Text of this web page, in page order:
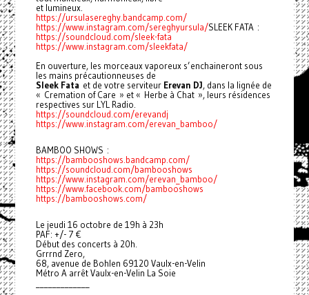
et lumineux.
https://ursulasereghy.bandcamp.com/
https://www.instagram.com/sereghyursula/SLEEK FATA :
https://soundcloud.com/sleek-fata
https://www.instagram.com/sleekfata/
En ouverture, les morceaux vaporeux s’enchaineront sous
les mains précautionneuses de
Sleek Fata et de votre serviteur Erevan DJ, dans la lignée de
« Cremation of Care » et « Herbe à Chat », leurs résidences
respectives sur LYL Radio.
https://soundcloud.com/erevandj
https://www.instagram.com/erevan_bamboo/
BAMBOO SHOWS :
https://bambooshows.bandcamp.com/
https://soundcloud.com/bambooshows
https://www.instagram.com/erevan_bamboo/
https://www.facebook.com/bambooshows
https://bambooshows.com/
Le jeudi 16 octobre de 19h à 23h
PAF: +/- 7 €
Début des concerts à 20h.
Grrrnd Zero,
68, avenue de Bohlen 69120 Vaulx-en-Velin
Métro A arrêt Vaulx-en-Velin La Soie